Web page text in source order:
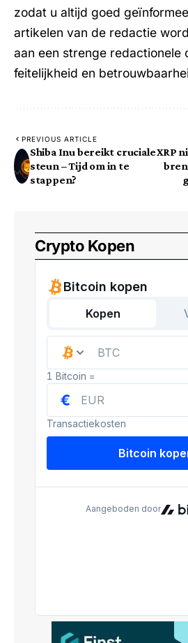
zodat u altijd goed
artikelen van de redactie
aan een strenge redactionele
feitelijkheid en
PREVIOUS ARTICLE
Shiba Inu bereikt cruciale
steun – Tijd om in te
stappen?
XRP
Crypto Kopen